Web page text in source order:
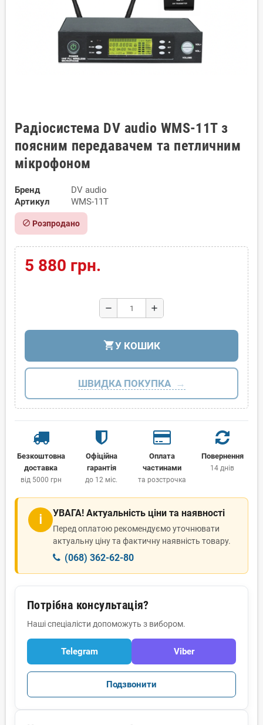
Радіосистема DV audio WMS-11T з
поясним передавачем та петличним
мiкрофоном
Бренд
DV audio
Артикул
WMS-11T
block Розпродано
5 880 грн.
remove add
shopping_cartУ КОШИК
ШВИДКА ПОКУПКА
Безкоштовна
доставка
від 5000 грн
Офіційна
гарантія
до 12 міс.
Оплата
частинами
та розстрочка
Повернення
14 днів
ℹ УВАГА! Актуальність ціни та наявності
Перед оплатою рекомендуємо уточнювати
актуальну ціну та фактичну наявність товару.
(068) 362-62-80
Потрібна консультація?
Наші спеціалісти допоможуть з вибором.
Telegram Viber
Подзвонити